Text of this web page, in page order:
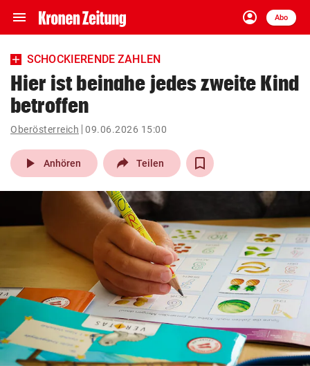
menu Navigation
ein-/ausklappen
account_circle
Anmelden
Abo
close Schließen
account_circle Anmelden
pin_drop
Wien arrow_right
bookmark
Suchbegriff
eingeben
© Krone Multimedia GmbH & Co KG 2026
Muthgasse 2, 1190 Wien
SCHOCKIERENDE ZAHLEN
Hier ist beinahe jedes zweite Kind
betroffen
Oberösterreich 09.06.2026 15:00
play_arrow Anhören Teilen